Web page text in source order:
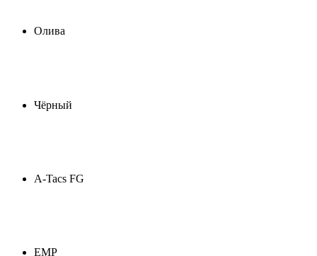
Олива
Чёрный
A-Tacs FG
ЕМР